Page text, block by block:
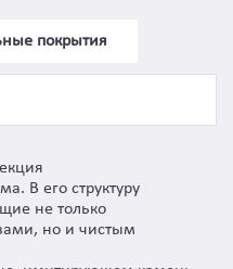
покрытия
В его структуру
не только
но и чистым